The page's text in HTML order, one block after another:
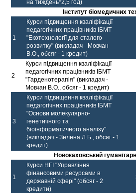
на тиждень*2,5 год)
Інститут біомедичних
1
Курси підвищення кваліфікації
педагогічних працівників ІБМТ
"Екотехнології для сталого
розвитку" (викладач - Мовчан
В.О., обсяг - 1 кредит)
2
Курси підвищення кваліфікації
педагогічних працівників ІБМТ
"Гарденотерапія" (викладач -
Мовчан В.О., обсяг - 1 кредит)
3
Курси підвищення кваліфікації
педагогічних працівників ІБМТ
"Основи молекулярно-
генетичного та
біоінформатичного аналізу"
(викладач - Зелена Л.Б., обсяг - 1
кредит)
Новокаховський
1
Курси НГІ "Управління
фінансовими ресурсами в
державній сфері" (обсяг - 2
кредити)